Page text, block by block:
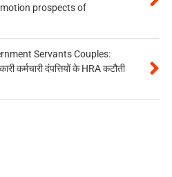
prospects of
Servants Couples:
कर्मचारी दंपत्तियों के HRA कटौती